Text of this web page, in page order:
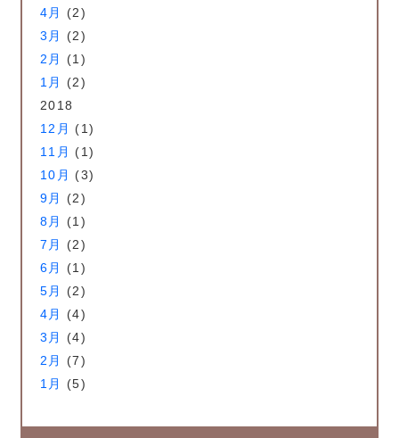
4月
(2)
3月
(2)
2月
(1)
1月
(2)
2018
12月
(1)
11月
(1)
10月
(3)
9月
(2)
8月
(1)
7月
(2)
6月
(1)
5月
(2)
4月
(4)
3月
(4)
2月
(7)
1月
(5)